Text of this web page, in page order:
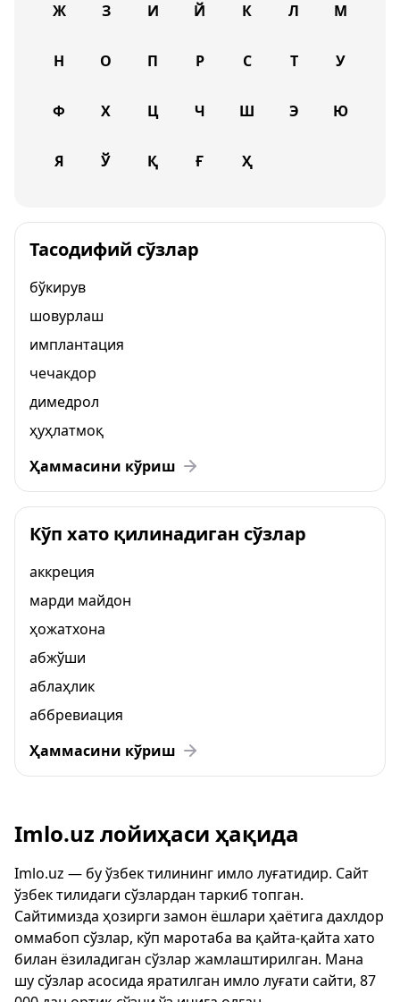
Ж З И Й К Л М
Н О П Р С Т У
Ф Х Ц Ч Ш Э Ю
Я Ў Қ Ғ Ҳ
Тасодифий сўзлар
бўкирув
шовурлаш
имплантация
чечакдор
димедрол
ҳуҳлатмоқ
Ҳаммасини кўриш
Кўп хато қилинадиган сўзлар
аккреция
марди майдон
ҳожатхона
абжўши
аблаҳлик
аббревиация
Ҳаммасини кўриш
Imlo.uz лойиҳаси ҳақида
Imlo.uz — бу ўзбек тилининг имло луғатидир. Сайт
ўзбек тилидаги сўзлардан таркиб топган.
Сайтимизда ҳозирги замон ёшлари ҳаётига дахлдор
оммабоп сўзлар, кўп маротаба ва қайта-қайта хато
билан ёзиладиган сўзлар жамлаштирилган. Мана
шу сўзлар асосида яратилган имло луғати сайти, 87